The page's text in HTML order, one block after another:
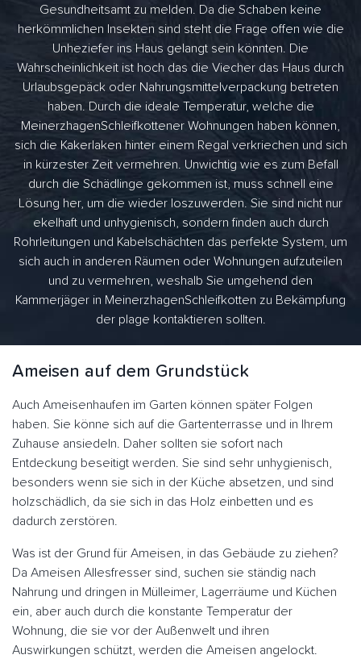
Gesundheitsamt zu melden. Da die Schaben keine
herkömmlichen Insekten sind steht die Frage offen wie die
Unheziefer ins Haus gelangt sein könnten. Die
Wahrscheinlichkeit ist hoch das die Viecher das Haus durch
Urlaubsgepäck oder Nahrungsmittelverpackung betreten
haben. Durch die ideale Temperatur, welche die
MeinerzhagenSchleifkottener Wohnungen haben können,
sich die Kakerlaken hinter einem Regal verkriechen und sich
in kürzester Zeit vermehren. Unwichtig wie es zum Befall
durch die Schädlinge gekommen ist, muss schnell eine
Lösung her, um die wieder loszuwerden. Sie sind nicht nur
ekelhaft und unhygienisch, sondern finden auch durch
Rohrleitungen und Kabelschächten das perfekte System, um
sich auch in anderen Räumen oder Wohnungen aufzuteilen
und zu vermehren, weshalb Sie umgehend den
Kammerjäger in MeinerzhagenSchleifkotten zu Bekämpfung
der plage kontaktieren sollten.
Ameisen auf dem Grundstück
Auch Ameisenhaufen im Garten können später Folgen
haben. Sie könne sich auf die Gartenterrasse und in Ihrem
Zuhause ansiedeln. Daher sollten sie sofort nach
Entdeckung beseitigt werden. Sie sind sehr unhygienisch,
besonders wenn sie sich in der Küche absetzen, und sind
holzschädlich, da sie sich in das Holz einbetten und es
dadurch zerstören.
Was ist der Grund für Ameisen, in das Gebäude zu ziehen?
Da Ameisen Allesfresser sind, suchen sie ständig nach
Nahrung und dringen in Mülleimer, Lagerräume und Küchen
ein, aber auch durch die konstante Temperatur der
Wohnung, die sie vor der Außenwelt und ihren
Auswirkungen schützt, werden die Ameisen angelockt.